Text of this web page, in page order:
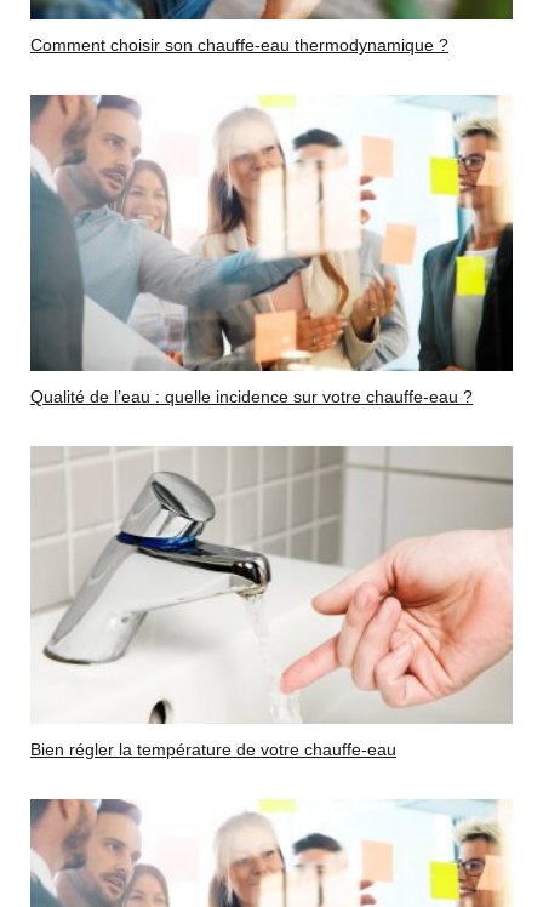
Comment choisir son chauffe-eau thermodynamique ?
Qualité de l’eau : quelle incidence sur votre chauffe-eau ?
Bien régler la température de votre chauffe-eau